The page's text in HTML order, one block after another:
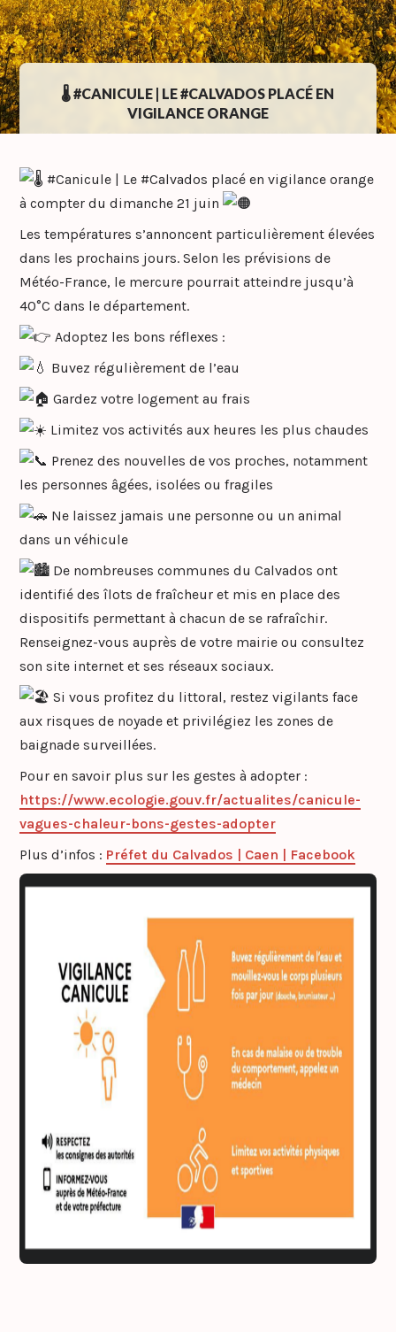
🌡️ #CANICULE | LE #CALVADOS PLACÉ EN
VIGILANCE ORANGE
#Canicule | Le #Calvados placé en vigilance orange
à compter du dimanche 21 juin
Les températures s’annoncent particulièrement élevées
dans les prochains jours. Selon les prévisions de
Météo-France, le mercure pourrait atteindre jusqu’à
40°C dans le département.
Adoptez les bons réflexes :
Buvez régulièrement de l’eau
Gardez votre logement au frais
Limitez vos activités aux heures les plus chaudes
Prenez des nouvelles de vos proches, notamment
les personnes âgées, isolées ou fragiles
Ne laissez jamais une personne ou un animal
dans un véhicule
De nombreuses communes du Calvados ont
identifié des îlots de fraîcheur et mis en place des
dispositifs permettant à chacun de se rafraîchir.
Renseignez-vous auprès de votre mairie ou consultez
son site internet et ses réseaux sociaux.
Si vous profitez du littoral, restez vigilants face
aux risques de noyade et privilégiez les zones de
baignade surveillées.
Pour en savoir plus sur les gestes à adopter :
https://www.ecologie.gouv.fr/actualites/canicule-
vagues-chaleur-bons-gestes-adopter
Plus d’infos : Préfet du Calvados | Caen | Facebook